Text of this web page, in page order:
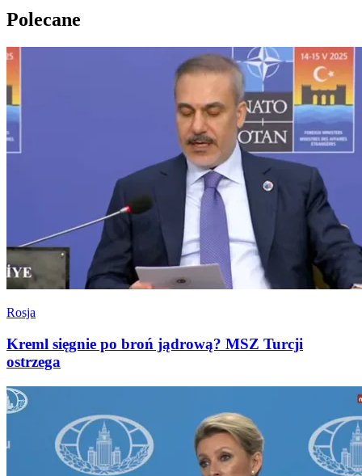
Polecane
Rosja
Kreml sięgnie po broń jądrową? MSZ Turcji
ostrzega